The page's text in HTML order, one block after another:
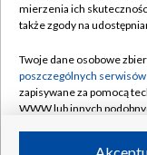
Naziemna
Rada Programowa
System NOS
Informacje o
mierzenia ich
także zgody na
Twoje dane osobowe
poszczególnych serwisów
zapisywane za pomocą
WWW lub innych